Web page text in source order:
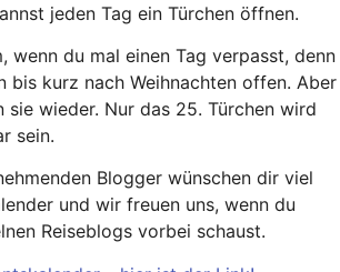
jeden Tag ein Türchen öffnen.
wenn du mal einen Tag verpasst, denn
bis kurz nach Weihnachten offen. Aber
sie wieder. Nur das 25. Türchen wird
sein.
Blogger wünschen dir viel
und wir freuen uns, wenn du
Reiseblogs vorbei schaust.